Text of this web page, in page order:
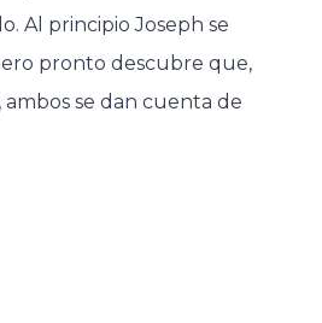
Al principio Joseph se
pronto descubre que,
se dan cuenta de